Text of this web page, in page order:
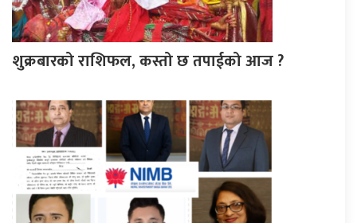
शुक्रबारको राशिफल, कस्तो छ तपाईको आज ?